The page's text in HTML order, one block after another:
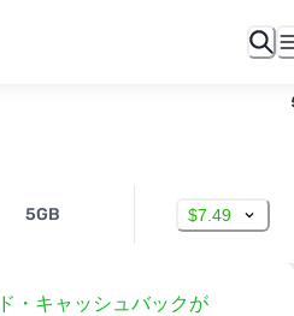
5GB $7.49
・キャッシュバックが